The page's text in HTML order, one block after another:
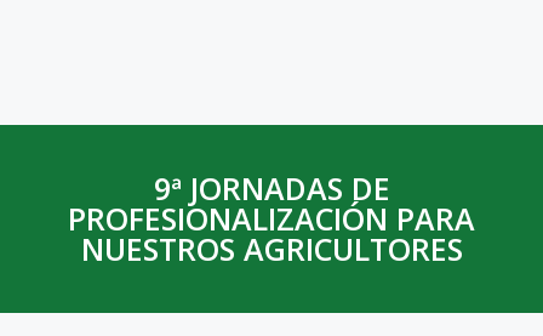
9ª JORNADAS DE
PROFESIONALIZACIÓN PARA
NUESTROS AGRICULTORES